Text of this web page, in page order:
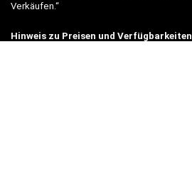
Verkäufen.“
Hinweis zu Preisen und Verfügbarkeiten